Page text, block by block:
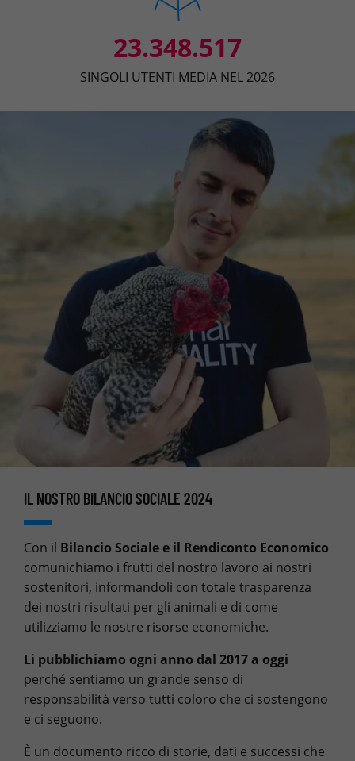
23.348.517
SINGOLI UTENTI MEDIA NEL 2026
IL NOSTRO BILANCIO SOCIALE 2024
Con il Bilancio Sociale e il Rendiconto Economico
comunichiamo i frutti del nostro lavoro ai nostri
sostenitori, informandoli con totale trasparenza
dei nostri risultati per gli animali e di come
utilizziamo le nostre risorse economiche.
Li pubblichiamo ogni anno dal 2017 a oggi
perché sentiamo un grande senso di
responsabilità verso tutti coloro che ci sostengono
e ci seguono.
È un documento ricco di storie, dati e successi che